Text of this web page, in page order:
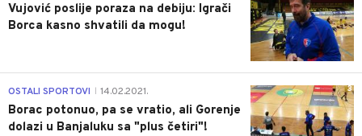
Vujović poslije poraza na debiju: Igrači
Borca kasno shvatili da mogu!
3
OSTALI SPORTOVI 14.02.2021.
Borac potonuo, pa se vratio, ali Gorenje
dolazi u Banjaluku sa "plus četiri"!